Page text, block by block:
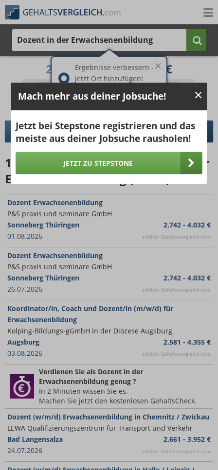
Ergebnisse verbessern -
jetzt Ort hinzufügen!
Ort hinzufügen
Dozent in der Erwachsenenbildung
2.333 € 3.515 €
25% 50% 25%
Bruttogehalt bei 40 Wochenstunden.
pro Jahr pro Monat
DETAILLIERTER GEHALTSVERGLEICH
1018 Jobangebotefür Dozent in der
Erwachsenenbildung (15km)
Dozent Erwachsenenbildung
P&S praxis und seminare GmbH
Sonneberg Thüringen
01.08.2026
2.742 - 4.032 €
schätzt Gehaltsvergleich.com
Dozent Erwachsenenbildung
P&S praxis und seminare GmbH
Sonneberg Thüringen
26.07.2026
2.742 - 4.032 €
schätzt Gehaltsvergleich.com
Koordinator/in, Coach und Dozent/in (m/w/d) für
Erwachsenenbildung
Kolping-Bildungs-gGmbH in der Diözese Augsburg
Augsburg
03.08.2026
2.581 - 4.355 €
schätzt Gehaltsvergleich.com
Verdienen Sie als Dozent in der
Erwachsenenbildung genug ?
In 2 Minuten wissen Sie es.
Machen Sie jetzt den kostenlosen GehaltsCheck.
Dozent (w/m/d) Erwachsenenbildung in Chemnitz / Zwickau
LEWA Qualifizierungszentrum für Transport und Verkehr
Bad Langensalza
24.07.2026
2.661 - 3.952 €
schätzt Gehaltsvergleich.com
Mach mehr aus deiner Jobsuche!
Jetzt bei Stepstone registrieren und das
meiste aus deiner Jobsuche rausholen!
JETZT ZU STEPSTONE